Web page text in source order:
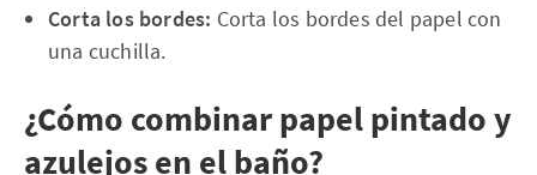
Corta los bordes: Corta los bordes del papel con
una cuchilla.
¿Cómo combinar papel pintado y
azulejos en el baño?